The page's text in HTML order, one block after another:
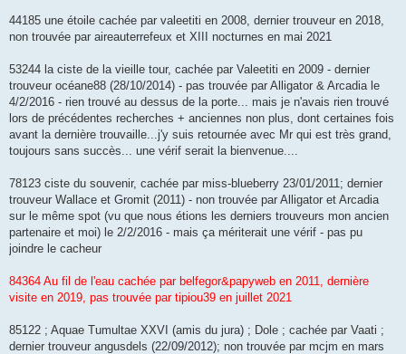
44185 une étoile cachée par valeetiti en 2008, dernier trouveur en 2018,
non trouvée par aireauterrefeux et XIII nocturnes en mai 2021
53244 la ciste de la vieille tour, cachée par Valeetiti en 2009 - dernier
trouveur océane88 (28/10/2014) - pas trouvée par Alligator & Arcadia le
4/2/2016 - rien trouvé au dessus de la porte... mais je n'avais rien trouvé
lors de précédentes recherches + anciennes non plus, dont certaines fois
avant la dernière trouvaille...j'y suis retournée avec Mr qui est très grand,
toujours sans succès... une vérif serait la bienvenue....
78123 ciste du souvenir, cachée par miss-blueberry 23/01/2011; dernier
trouveur Wallace et Gromit (2011) - non trouvée par Alligator et Arcadia
sur le même spot (vu que nous étions les derniers trouveurs mon ancien
partenaire et moi) le 2/2/2016 - mais ça mériterait une vérif - pas pu
joindre le cacheur
84364 Au fil de l'eau cachée par belfegor&papyweb en 2011, dernière
visite en 2019, pas trouvée par tipiou39 en juillet 2021
85122 ; Aquae Tumultae XXVI (amis du jura) ; Dole ; cachée par Vaati ;
dernier trouveur angusdels (22/09/2012); non trouvée par mcjm en mars